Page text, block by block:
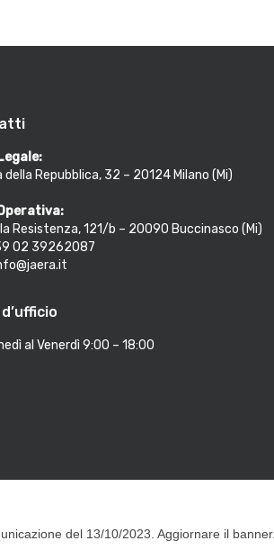
della Repubblica, 32 – 20124 Milano (Mi)
Resistenza, 121/b – 20090 Buccinasco (Mi)
02 39262087
al Venerdì 9:00 – 18:00
del 13/10/2023. Aggiornare il banner.